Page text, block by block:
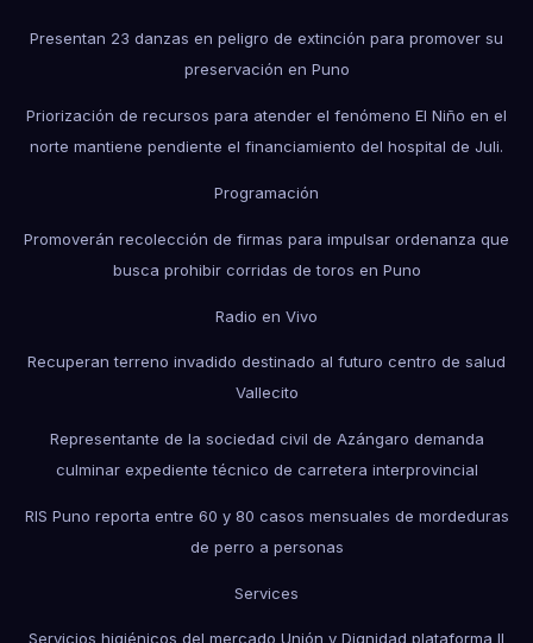
Presentan 23 danzas en peligro de extinción para promover su
preservación en Puno
Priorización de recursos para atender el fenómeno El Niño en el
norte mantiene pendiente el financiamiento del hospital de Juli.
Programación
Promoverán recolección de firmas para impulsar ordenanza que
busca prohibir corridas de toros en Puno
Radio en Vivo
Recuperan terreno invadido destinado al futuro centro de salud
Vallecito
Representante de la sociedad civil de Azángaro demanda
culminar expediente técnico de carretera interprovincial
RIS Puno reporta entre 60 y 80 casos mensuales de mordeduras
de perro a personas
Services
Servicios higiénicos del mercado Unión y Dignidad plataforma II